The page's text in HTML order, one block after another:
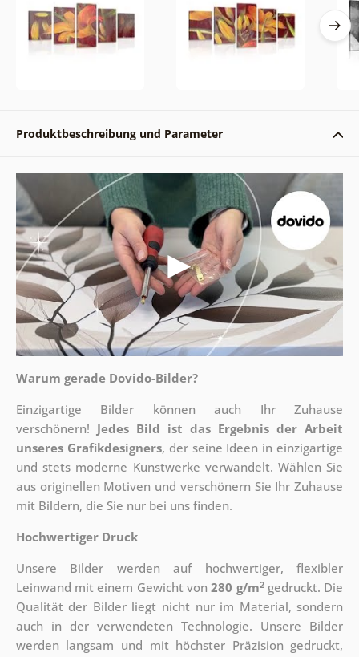
Produktbeschreibung und Parameter
Warum gerade Dovido-Bilder?
Einzigartige Bilder können auch Ihr Zuhause
verschönern! Jedes Bild ist das Ergebnis der Arbeit
unseres Grafikdesigners, der seine Ideen in einzigartige
und stets moderne Kunstwerke verwandelt. Wählen Sie
aus originellen Motiven und verschönern Sie Ihr Zuhause
mit Bildern, die Sie nur bei uns finden.
Hochwertiger Druck
Unsere Bilder werden auf hochwertiger, flexibler
Leinwand mit einem Gewicht von280 g/m2gedruckt. Die
Qualität der Bilder liegt nicht nur im Material, sondern
auch in der verwendeten Technologie. Unsere Bilder
werden langsam und mit höchster Präzision gedruckt,